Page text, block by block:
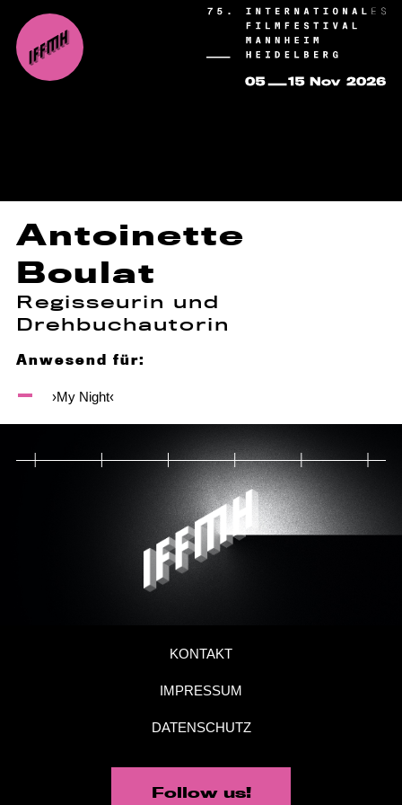
Antoinette
Boulat
Regisseurin und
Drehbuchautorin
Anwesend für:
›My Night‹
KONTAKT
IMPRESSUM
DATENSCHUTZ
Follow us!